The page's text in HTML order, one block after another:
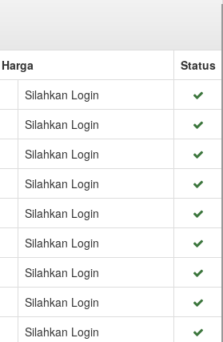
Harga
Status
Silahkan Login
Silahkan Login
Silahkan Login
Silahkan Login
Silahkan Login
Silahkan Login
Silahkan Login
Silahkan Login
Silahkan Login